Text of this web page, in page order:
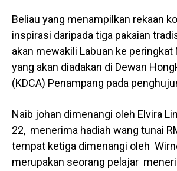
Beliau yang menampilkan rekaan
inspirasi daripada tiga pakaian
akan mewakili Labuan ke peringkat
yang akan diadakan di Dewan
(KDCA) Penampang pada
Naib johan dimenangi oleh Elvira
22, menerima hadiah wang tunai
tempat ketiga dimenangi oleh
merupakan seorang pelajar